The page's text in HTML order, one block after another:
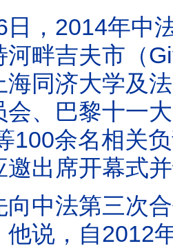
2014年中法
河畔吉夫市（
海同济大学及
会、巴黎十一
100余名相关
邀出席开幕式
法第三次合
他说，自2012